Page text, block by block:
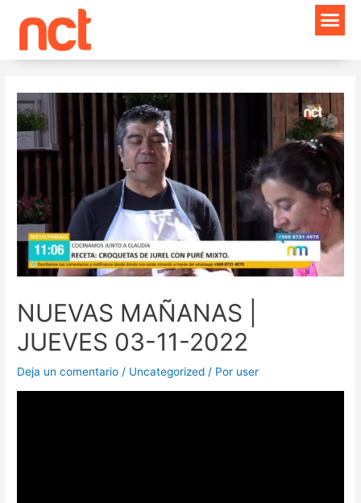
contenido
NUEVAS MAÑANAS |
JUEVES 03-11-2022
Deja un comentario / Uncategorized / Por user
Navegación
de
entradas